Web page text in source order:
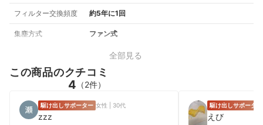
フィルター交換頻度 約5年に1回
集塵方式 ファン式
全部見る
この商品のクチコミ
4 （2件）
駆け出しサポーター 女性 | 30代
zzz
駆け出しサポーター
えび